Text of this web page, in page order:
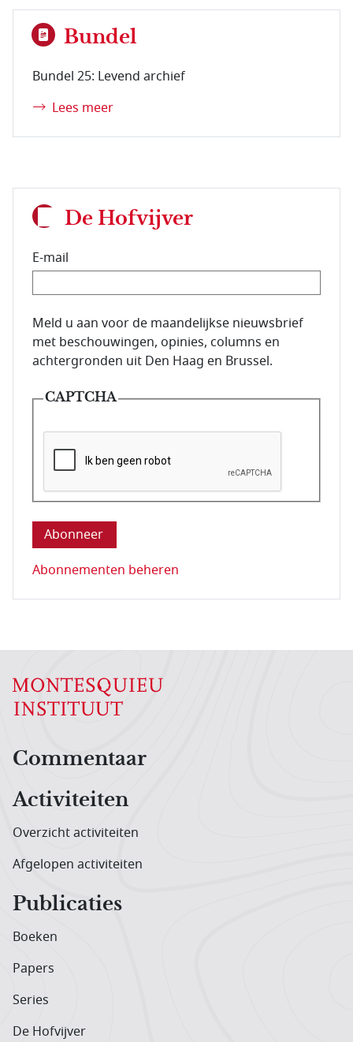
Bundel
Bundel 25: Levend archief
Lees meer
De Hofvijver
E-mail
E-mailadres van de abonnee.
Meld u aan voor de maandelijkse nieuwsbrief
met beschouwingen, opinies, columns en
achtergronden uit Den Haag en Brussel.
CAPTCHA
Deze vraag is om te controleren dat u een mens
Abonnementen beheren
Hoofdnavigatiemenu
Commentaar
Activiteiten
Overzicht activiteiten
Afgelopen activiteiten
Publicaties
Boeken
Papers
Series
De Hofvijver